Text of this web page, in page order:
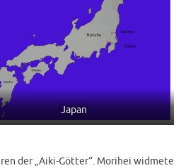
Japan
der „Aiki-Götter“. Morihei widmete